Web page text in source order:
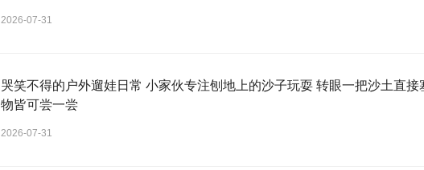
2026-07-31
哭笑不得的户外遛娃日常 小家伙专注刨地上的沙子玩耍 转眼一把沙土直
物皆可尝一尝
2026-07-31